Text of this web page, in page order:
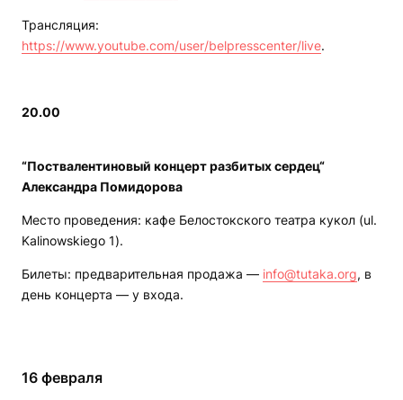
Трансляция:
https://www.youtube.com/user/belpresscenter/live.
20.00
“Поствалентиновый концерт разбитых сердец“
Александра Помидорова
Место проведения: кафе Белостокского театра кукол (ul.
Kalinowskiego 1).
Билеты: предварительная продажа — info@tutaka.org, в
день концерта — у входа.
16 февраля